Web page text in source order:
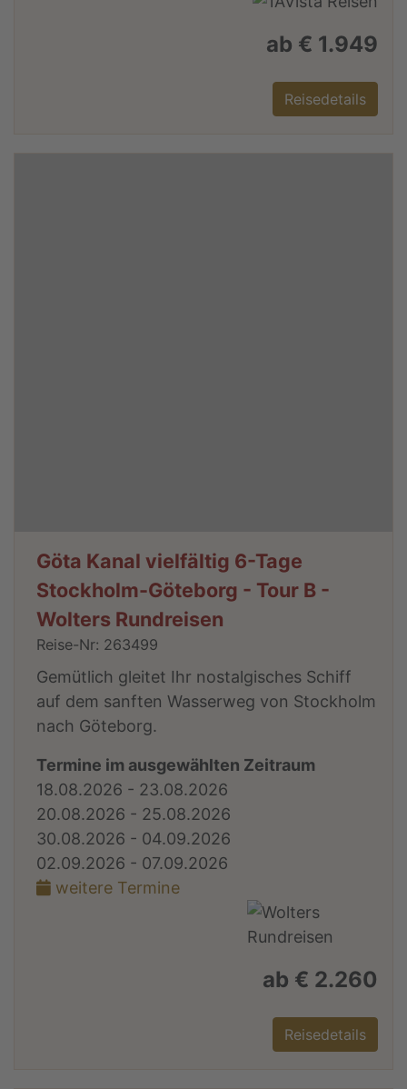
ab € 1.949
Reisedetails
Göta Kanal vielfältig 6-Tage
Stockholm-Göteborg - Tour B -
Wolters Rundreisen
Reise-Nr: 263499
Gemütlich gleitet Ihr nostalgisches Schiff
auf dem sanften Wasserweg von Stockholm
nach Göteborg.
Termine im ausgewählten Zeitraum
18.08.2026 - 23.08.2026
20.08.2026 - 25.08.2026
30.08.2026 - 04.09.2026
02.09.2026 - 07.09.2026
weitere Termine
ab € 2.260
Reisedetails